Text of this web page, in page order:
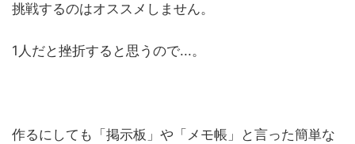
挑戦するのはオススメしません。
1人だと挫折すると思うので...。
作るにしても「掲示板」や「メモ帳」と言った簡単な